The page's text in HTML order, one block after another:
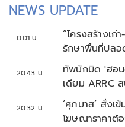
NEWS UPDATE
0:01 น.
“โครงสร้างเก่า-คนใ
รักษาพื้นที่ปล
20:43 น.
ทัพนักบิด 'ฮอน
เดียม ARRC
20:32 น.
‘ศุภมาส’ สั่งเ
โฆษณาราคาต้